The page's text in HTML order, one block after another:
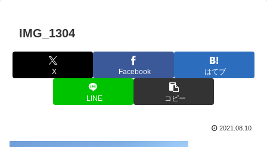
IMG_1304
X Facebook はてブ
LINE コピー
2021.08.10